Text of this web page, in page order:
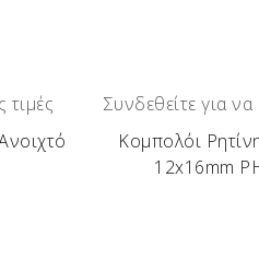
τιμές
Συνδεθείτε για να
Κομπολόι
12x16mm